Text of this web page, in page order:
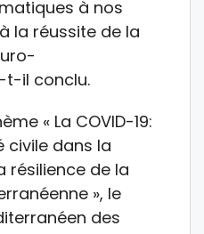
à nos
la réussite de la
t-il conclu.
« La COVID-19:
civile dans la
résilience de la
», le
des